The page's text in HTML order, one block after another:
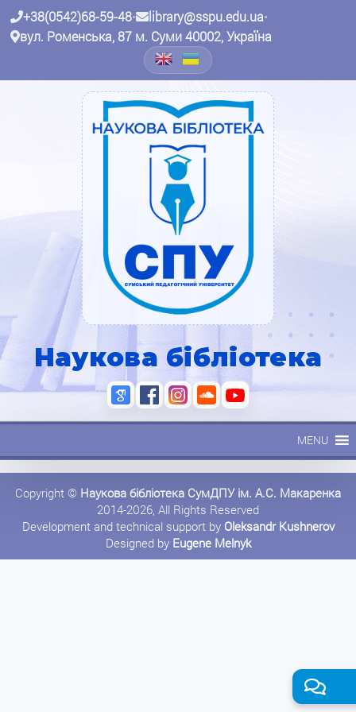
+38(0542)68-59-48• library@sspu.edu.ua•
вул. Роменська, 87 м. Суми 40002, Україна
Наукова бібліотека
MENU
Copyright © Наукова бібліотека СумДПУ ім. А.С. Макаренка
2014-2026, All Rights Reserved
Development and technical support by Oleksandr Kushnerov
Designed by Eugene Melnyk